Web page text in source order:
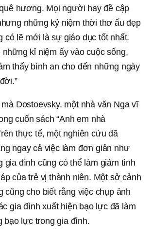
hương. Mọi người hay đề cập
những kỷ niệm thời thơ ấu đẹp
có lẽ mới là sự giáo dục tốt nhất.
những kỉ niệm ấy vào cuộc sống,
thấy bình an cho đến những ngày
Dostoevsky, một nhà văn Nga vĩ
cuốn sách “Anh em nhà
thực tế, một nghiên cứu đã
ngay cả việc làm đơn giản như
gia đình cũng có thể làm giảm tình
của trẻ vị thành niên. Một sở cảnh
cũng cho biết rằng việc chụp ảnh
gia đình xuất hiện bạo lực đã làm
bạo lực trong gia đình.